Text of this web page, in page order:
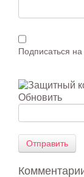
Подписаться
Обновить
Отправить